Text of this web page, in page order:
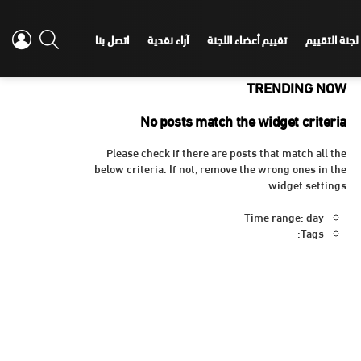
التقييم تقييم أعضاء اللجنة آراء نقدية اتصل بنا SEARCH
TRENDING NOW
No posts match the widget criteria
Please check if there are posts that match all the
below criteria. If not, remove the wrong ones in the
widget settings.
Time range: day
Tags: